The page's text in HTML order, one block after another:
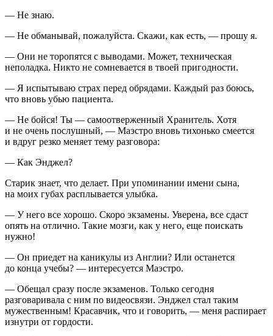
— Не знаю.
— Не обманывай, пожалуйста. Скажи, как есть, — прошу я.
— Они не торопятся с выводами. Может, техническая
неполадка. Никто не сомневается в твоей пригодности.
— Я испытываю страх перед обрядами. Каждый раз боюсь,
что вновь убью пациента.
— Не бойся! Ты — самоотверженный Хранитель. Хотя
и не очень послушный, — Маэстро вновь тихонько смеется
и вдруг резко меняет тему разговора:
— Как Энджел?
Старик знает, что делает. При упоминании имени сына,
на моих губах расплывается улыбка.
— У него все хорошо. Скоро экзамены. Уверена, все сдаст
опять на отлично. Такие мозги, как у него, еще поискать
нужно!
— Он приедет на каникулы из Англии? Или останется
до конца учебы? — интересуется Маэстро.
— Обещал сразу после экзаменов. Только сегодня
разговаривала с ним по видеосвязи. Энджел стал таким
мужественным! Красавчик, что и говорить, — меня распирает
изнутри от гордости.